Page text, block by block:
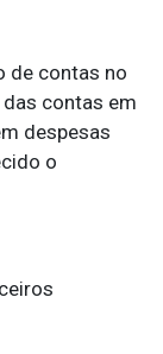
de contas no
contas em
despesas
o